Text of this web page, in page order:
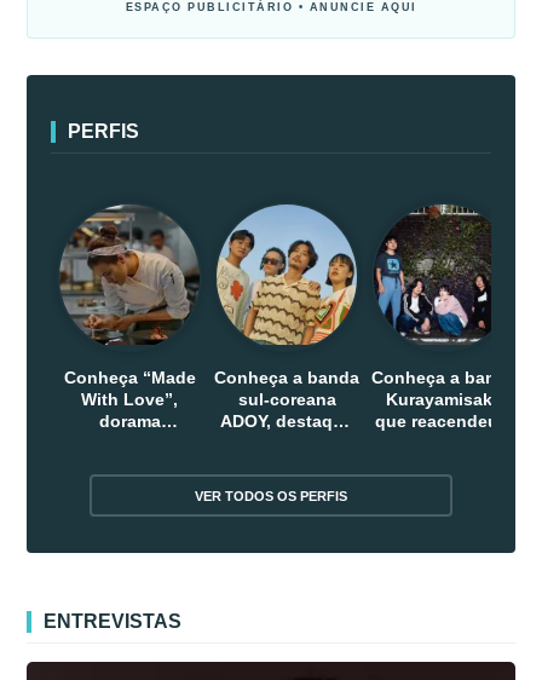
ESPAÇO PUBLICITÁRIO • ANUNCIE AQUI
PERFIS
Conheça “Made
With Love”,
dorama
Conheça a banda
sul-coreana
ADOY, destaque
Conheça a banda
Kurayamisaka
que reacendeu o
VER TODOS OS PERFIS
ENTREVISTAS